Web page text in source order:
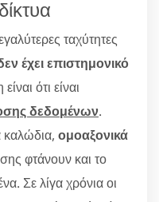
ταχύτητες
έχει επιστημονικό
ότι είναι
δεδομένων.
καλώδια, ομοαξονικά
φτάνουν και το
Σε λίγα χρόνια οι